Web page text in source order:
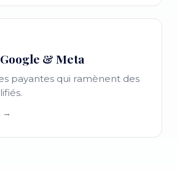
& Meta
payantes qui ramènent des
→